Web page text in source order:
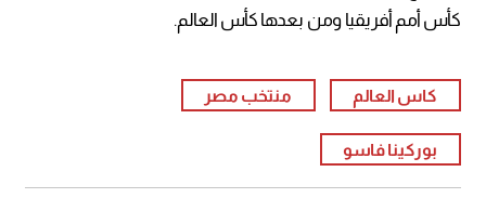
كأس أمم أفريقيا ومن بعدها كأس العالم.
كاس العالم منتخب مصر
بوركينا فاسو